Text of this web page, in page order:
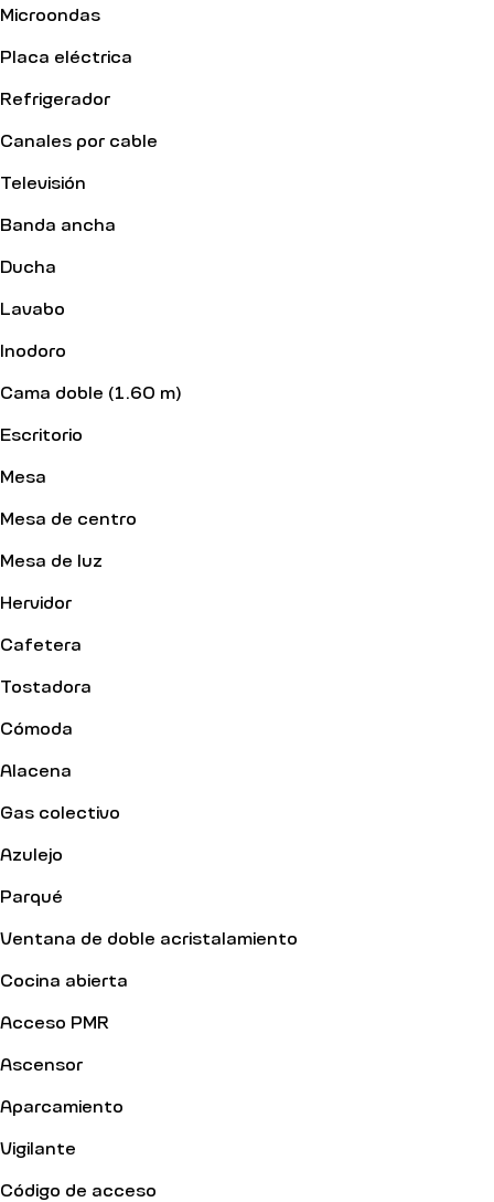
Microondas
Placa eléctrica
Refrigerador
Canales por cable
Televisión
Banda ancha
Ducha
Lavabo
Inodoro
Cama doble (1.60 m)
Escritorio
Mesa
Mesa de centro
Mesa de luz
Hervidor
Cafetera
Tostadora
Cómoda
Alacena
Gas colectivo
Azulejo
Parqué
Ventana de doble acristalamiento
Cocina abierta
Acceso PMR
Ascensor
Aparcamiento
Vigilante
Código de acceso